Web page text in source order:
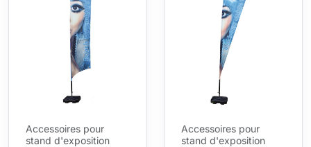
Accessoires pour
stand d'exposition
Accessoires pour
stand d'exposition